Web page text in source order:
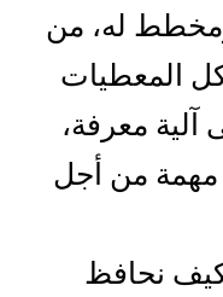
له، من
المعطيات
آلية معرفة،
مهمة من أجل
نحافظ